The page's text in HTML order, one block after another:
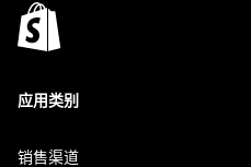
应用类别
销售渠道